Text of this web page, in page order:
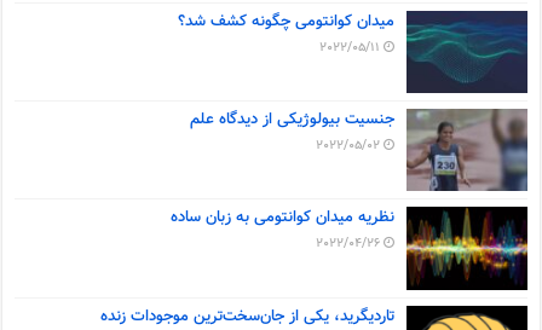
میدان کوانتومی چگونه کشف شد؟
2022/05/11
جنسیت بیولوژیکی از دیدگاه علم
2022/05/02
نظریه میدان کوانتومی به زبان ساده
2022/04/26
تاردیگرید، یکی از جان‌سخت‌ترین موجودات زنده